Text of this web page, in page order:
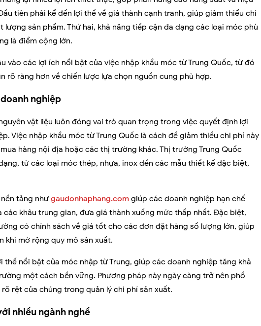
tiên phải kể đến lợi thế về giá thành cạnh tranh, giúp giảm thiểu chi
lượng sản phẩm. Thứ hai, khả năng tiếp cận đa dạng các loại móc phù
là điểm cộng lớn.
vào các lợi ích nổi bật của việc nhập khẩu móc từ Trung Quốc, từ đó
rõ ràng hơn về chiến lược lựa chọn nguồn cung phù hợp.
nghiệp
vật liệu luôn đóng vai trò quan trọng trong việc quyết định lợi
Việc nhập khẩu móc từ Trung Quốc là cách để giảm thiểu chi phí này
hàng nội địa hoặc các thị trường khác. Thị trường Trung Quốc
từ các loại móc thép, nhựa, inox đến các mẫu thiết kế đặc biệt,
tảng như gaudonhaphang.com giúp các doanh nghiệp hạn chế
khâu trung gian, đưa giá thành xuống mức thấp nhất. Đặc biệt,
có chính sách về giá tốt cho các đơn đặt hàng số lượng lớn, giúp
khi mở rộng quy mô sản xuất.
thế nổi bật của móc nhập từ Trung, giúp các doanh nghiệp tăng khả
một cách bền vững. Phương pháp này ngày càng trở nên phổ
rệt của chúng trong quản lý chi phí sản xuất.
nhiều ngành nghề